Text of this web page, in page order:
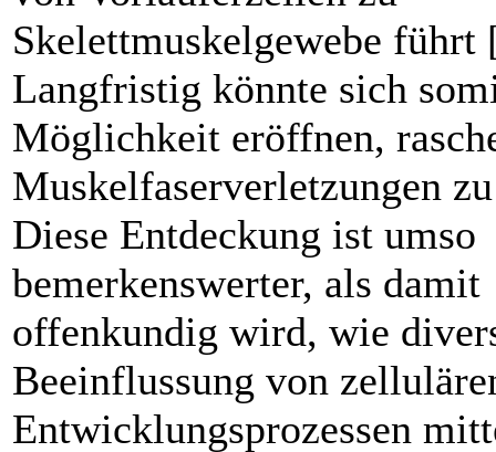
Skelettmuskelgewebe führt
Langfristig könnte sich
Möglichkeit eröffnen,
Muskelfaserverletzungen
Diese Entdeckung ist umso
bemerkenswerter, als damit
offenkundig wird, wie
Beeinflussung von
Entwicklungsprozessen